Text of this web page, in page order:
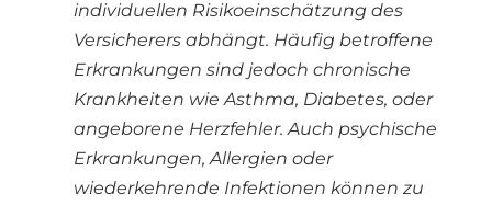
individuellen Risikoeinschätzung des
Versicherers abhängt. Häufig betroffene
Erkrankungen sind jedoch chronische
Krankheiten wie Asthma, Diabetes, oder
angeborene Herzfehler. Auch psychische
Erkrankungen, Allergien oder
wiederkehrende Infektionen können zu